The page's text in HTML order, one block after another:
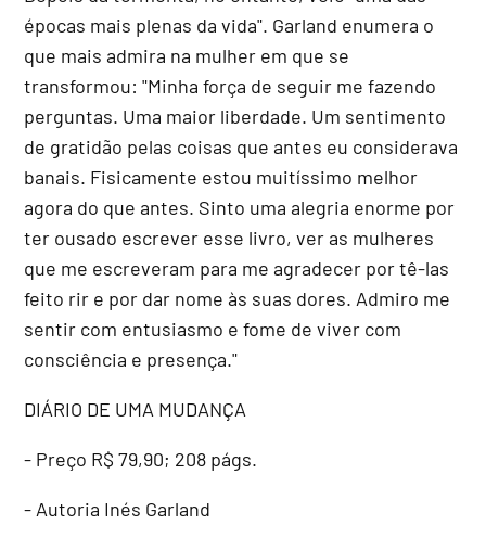
épocas mais plenas da vida". Garland enumera o
que mais admira na mulher em que se
transformou: "Minha força de seguir me fazendo
perguntas. Uma maior liberdade. Um sentimento
de gratidão pelas coisas que antes eu considerava
banais. Fisicamente estou muitíssimo melhor
agora do que antes. Sinto uma alegria enorme por
ter ousado escrever esse livro, ver as mulheres
que me escreveram para me agradecer por tê-las
feito rir e por dar nome às suas dores. Admiro me
sentir com entusiasmo e fome de viver com
consciência e presença."
DIÁRIO DE UMA MUDANÇA
- Preço R$ 79,90; 208 págs.
- Autoria Inés Garland